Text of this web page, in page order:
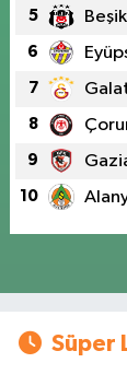
5
6
7
8
9
10
Süper